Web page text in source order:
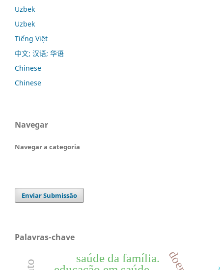
Uzbek
Uzbek
Tiếng Việt
中文; 汉语; 华语
Chinese
Chinese
Navegar
Navegar a categoria
Enviar Submissão
Palavras-chave
saúde da família.